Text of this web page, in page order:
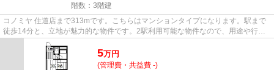
階数：3階建
コノミヤ 住道店まで313mです。こちらはマンションタイプになります。駅まで
徒歩14分と、立地が魅力的な物件です。2駅利用可能な物件なので、用途や行き
先に応じて経路を選択できます...
5万円
(管理費・共益費 -)